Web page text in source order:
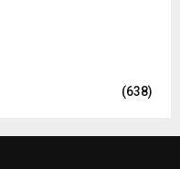
(638)